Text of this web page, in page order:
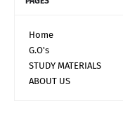
Home
G.O's
STUDY MATERIALS
ABOUT US